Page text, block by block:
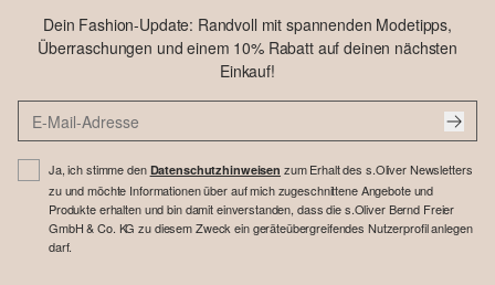
Dein Fashion-Update: Randvoll mit spannenden Modetipps,
Überraschungen und einem 10% Rabatt auf deinen nächsten
Einkauf!
Ja, ich stimme den Datenschutzhinweisen zum Erhalt des s.Oliver Newsletters
zu und möchte Informationen über auf mich zugeschnittene Angebote und
Produkte erhalten und bin damit einverstanden, dass die s.Oliver Bernd Freier
GmbH & Co. KG zu diesem Zweck ein geräteübergreifendes Nutzerprofil anlegen
darf.